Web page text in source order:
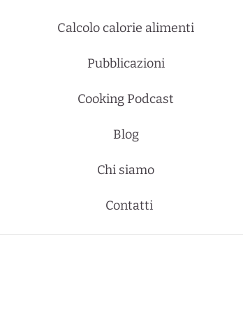
Calcolo calorie alimenti
Pubblicazioni
Cooking Podcast
Blog
Chi siamo
Contatti